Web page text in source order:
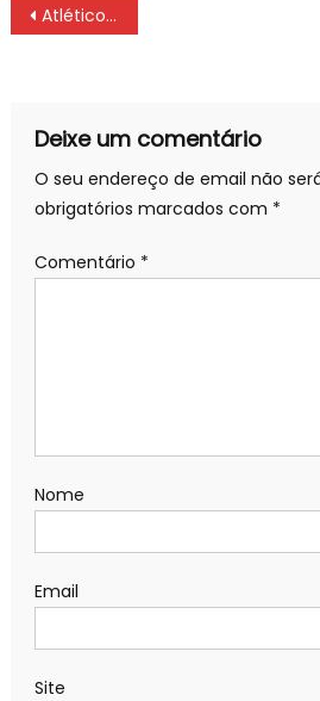
Navegação
de
Atlético-MG x Flamengo: ONDE ASSISTIR AO VIVO Copa do Brasil 2022, QUARTA (22/06); PRÉ-JOGO COM IMAGENS
Deixe um comentário
O seu endereço de email não
obrigatórios marcados com *
Comentário *
Nome
Email
Site